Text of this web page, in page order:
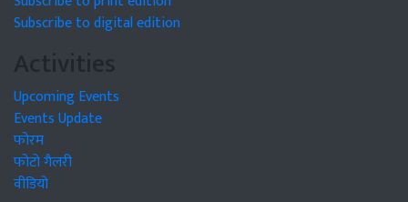
Subscribe to digital edition
Activities
Upcoming Events
Events Update
फोरम
फोटो गैलरी
वीडियो